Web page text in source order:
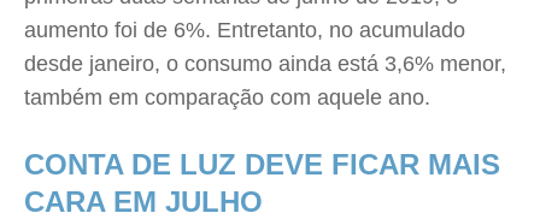
aumento foi de 6%. Entretanto, no acumulado
desde janeiro, o consumo ainda está 3,6% menor,
também em comparação com aquele ano.
CONTA DE LUZ DEVE FICAR MAIS
CARA EM JULHO